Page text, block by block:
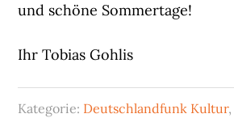
und schöne Sommertage!
Ihr Tobias Gohlis
Kategorie: Deutschlandfunk Kultur,